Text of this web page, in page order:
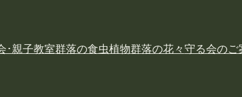
･親子教室群落の食虫植物群落の花々守る会のご